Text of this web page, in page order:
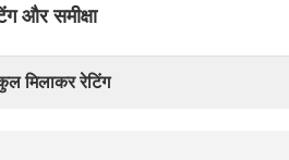
और समीक्षा
मिलाकर रेटिंग